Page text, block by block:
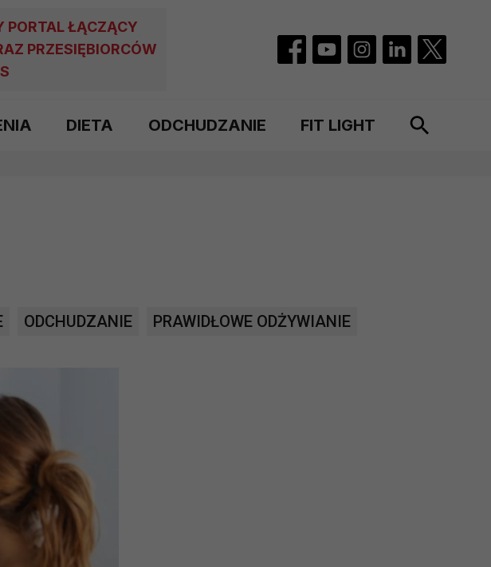
PORTAL ŁĄCZĄCY
PRZESIĘBIORCÓW
DIETA ODCHUDZANIE FIT LIGHT
ODCHUDZANIE PRAWIDŁOWE ODŻYWIANIE